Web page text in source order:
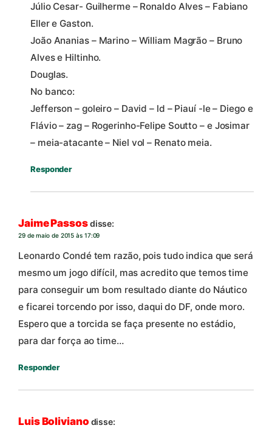
Júlio Cesar- Guilherme – Ronaldo Alves – Fabiano
Eller e Gaston.
João Ananias – Marino – William Magrão – Bruno
Alves e Hiltinho.
Douglas.
No banco:
Jefferson – goleiro – David – ld – Piauí -le – Diego e
Flávio – zag – Rogerinho-Felipe Soutto – e Josimar
– meia-atacante – Niel vol – Renato meia.
Responder
Jaime Passosdisse:
29 de maio de 2015 às 17:09
Leonardo Condé tem razão, pois tudo indica que será
mesmo um jogo difícil, mas acredito que temos time
para conseguir um bom resultado diante do Náutico
e ficarei torcendo por isso, daqui do DF, onde moro.
Espero que a torcida se faça presente no estádio,
para dar força ao time…
Responder
Luis Boliviano disse: